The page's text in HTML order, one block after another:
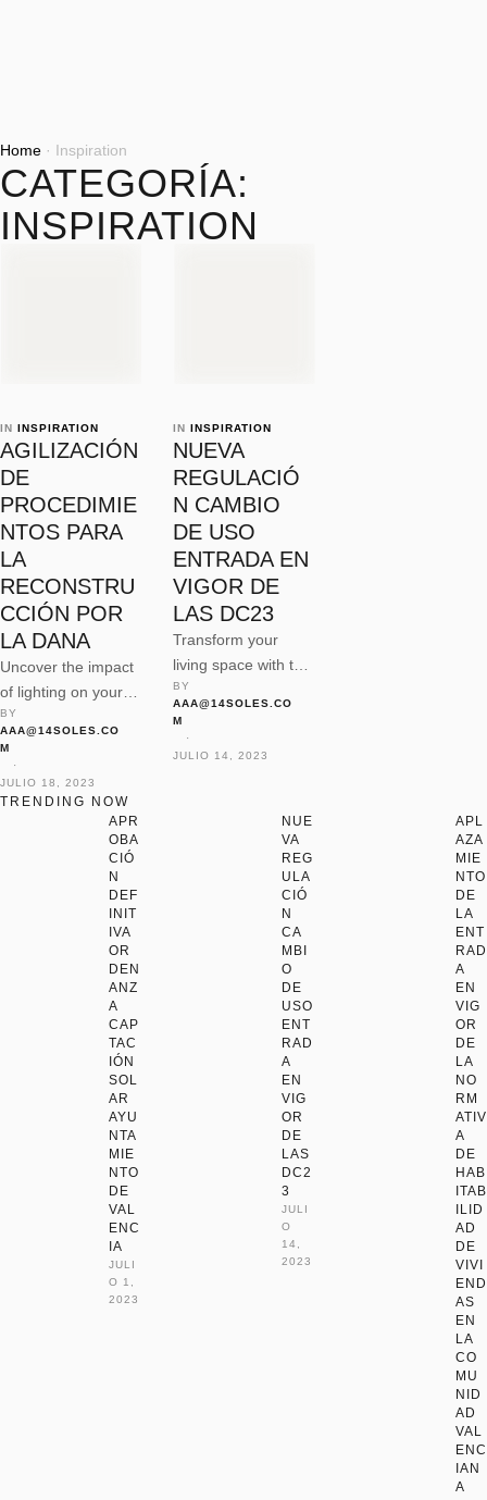
Home · Inspiration
CATEGORÍA:
INSPIRATION
IN INSPIRATION
AGILIZACIÓN
DE
PROCEDIMIE
NTOS PARA
LA
RECONSTRU
CCIÓN POR
LA DANA
Uncover the impact
of lighting on your
home’s ambiance
and functionality,
with tips on
choosing fixtures,
maximizing natural
incorporating smart
lighting solutions.
BY
AAA@14SOLES.CO
M
·
JULIO 18, 2023
IN INSPIRATION
NUEVA
REGULACIÓ
N CAMBIO
DE USO
ENTRADA EN
VIGOR DE
LAS DC23
Transform your
living space with the
transformative
power of paint,
exploring color
psychology,
painting techniques.
BY
AAA@14SOLES.CO
M
·
JULIO 14, 2023
TRENDING NOW
APR
OBA
CIÓ
N
DEF
INIT
IVA
OR
DEN
ANZ
A
CAP
TAC
IÓN
SOL
AR
AYU
NTA
MIE
NTO
DE
VAL
ENC
IA
JULI
O 1,
2023
NUE
VA
REG
ULA
CIÓ
N
CA
MBI
O
DE
USO
ENT
RAD
A
EN
VIG
OR
DE
LAS
DC2
3
JULI
O
14,
2023
APL
AZA
MIE
NTO
DE
LA
ENT
RAD
A
EN
VIG
OR
DE
LA
NO
RM
ATIV
A
DE
HAB
ITAB
ILID
AD
DE
VIVI
END
AS
EN
LA
CO
MU
NID
AD
VAL
ENC
IAN
A